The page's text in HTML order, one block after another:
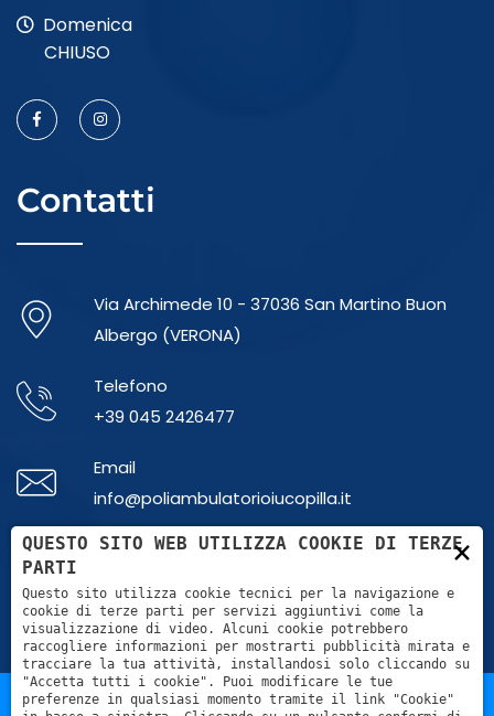
Domenica
CHIUSO
Contatti
Via Archimede 10 - 37036 San Martino Buon
Albergo (VERONA)
Telefono
+39 045 2426477
Email
info@poliambulatorioiucopilla.it
Whatsapp
×
QUESTO SITO WEB UTILIZZA COOKIE DI TERZE
PARTI
Questo sito utilizza cookie tecnici per la navigazione e
cookie di terze parti per servizi aggiuntivi come la
visualizzazione di video. Alcuni cookie potrebbero
raccogliere informazioni per mostrarti pubblicità mirata e
tracciare la tua attività, installandosi solo cliccando su
"Accetta tutti i cookie". Puoi modificare le tue
preferenze in qualsiasi momento tramite il link "Cookie"